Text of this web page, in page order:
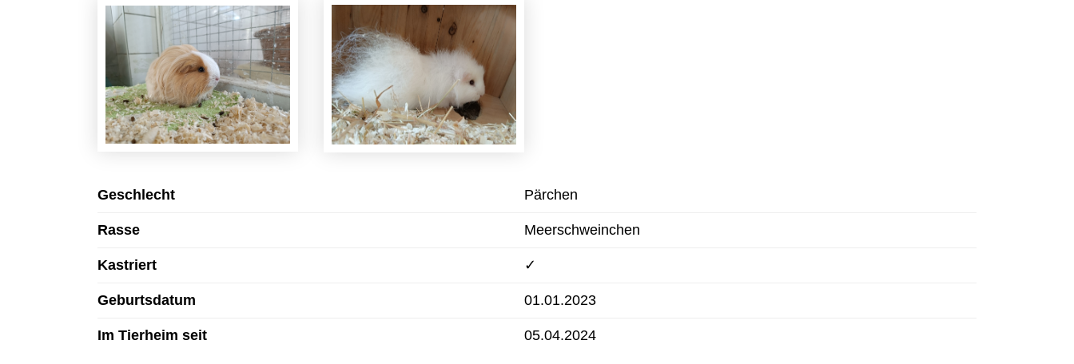
Geschlecht Pärchen
Rasse Meerschweinchen
Kastriert ✓
Geburtsdatum 01.01.2023
Im Tierheim seit 05.04.2024